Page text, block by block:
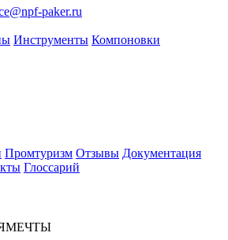
paker.ru
Инструменты Компоновки
Промтуризм Отзывы Документация
Глоссарий